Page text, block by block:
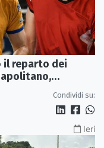
il reparto dei
Condividi su:
Ieri